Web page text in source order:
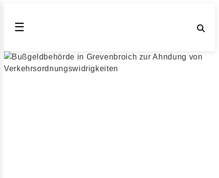
☰
Straßenverkehrsamt Bußgeldbehörde